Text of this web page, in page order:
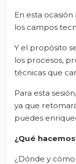
En esta
los campos
Y el propósito
los procesos,
técnicas que
Para esta
ya que
puedes
¿Qué
¿Dónde y